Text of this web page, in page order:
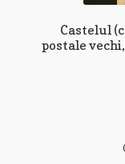
Castelul
postale